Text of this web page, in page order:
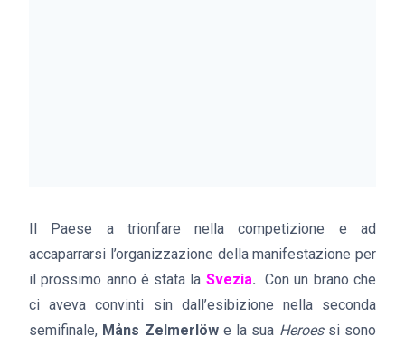
Il Paese a trionfare nella competizione e ad
accaparrarsi l’organizzazione della manifestazione per
il prossimo anno è stata la Svezia. Con un brano che
ci aveva convinti sin dall’esibizione nella seconda
semifinale, Måns Zelmerlöwe la sua Heroessi sono